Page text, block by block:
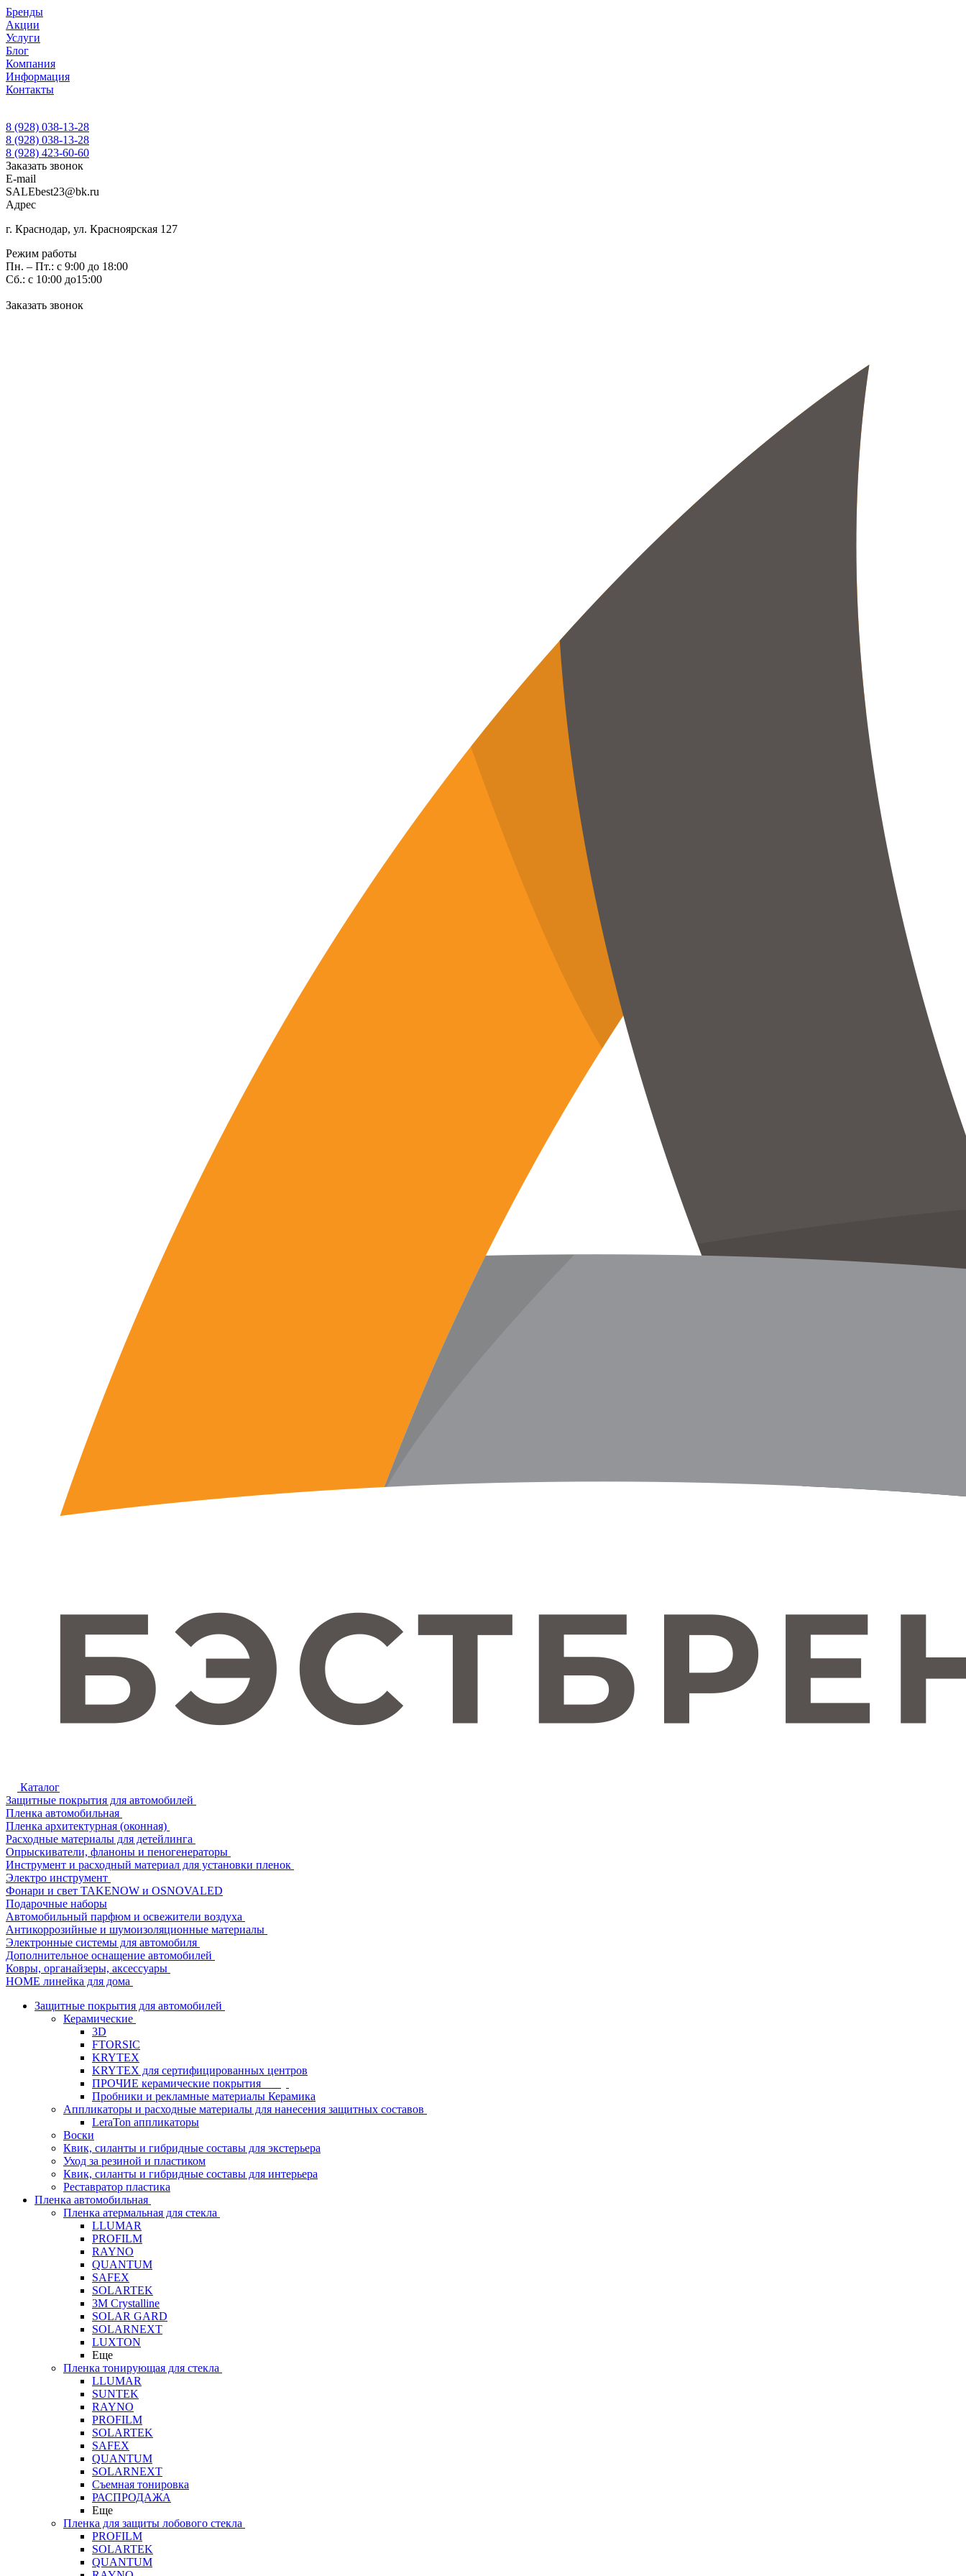
Бренды
Акции
Услуги
Блог
Компания
Информация
Контакты
8 (928) 038-13-28
8 (928) 038-13-28
8 (928) 423-60-60
Заказать звонок
E-mail
SALEbest23@bk.ru
Адрес
г. Краснодар, ул. Красноярская 127
Режим работы
Пн. – Пт.: с 9:00 до 18:00
Сб.: с 10:00 до15:00
Заказать звонок
Каталог
Защитные покрытия для автомобилей
Пленка автомобильная
Пленка архитектурная (оконная)
Расходные материалы для детейлинга
Опрыскиватели, фланоны и пеногенераторы
Инструмент и расходный материал для установки пленок
Электро инструмент
Фонари и свет TAKENOW и OSNOVALED
Подарочные наборы
Автомобильный парфюм и освежители воздуха
Антикоррозийные и шумоизоляционные материалы
Электронные системы для автомобиля
Дополнительное оснащение автомобилей
Ковры, органайзеры, аксессуары
HOME линейка для дома
Защитные покрытия для автомобилей
Керамические
3D
FTORSIC
KRYTEX
KRYTEX для сертифицированных центров
ПРОЧИЕ керамические покрытия
Пробники и рекламные материалы Керамика
Аппликаторы и расходные материалы для нанесения защитных составов
LeraTon аппликаторы
Воски
Квик, силанты и гибридные составы для экстерьера
Уход за резиной и пластиком
Квик, силанты и гибридные составы для интерьера
Реставратор пластика
Пленка автомобильная
Пленка атермальная для стекла
LLUMAR
PROFILM
RAYNO
QUANTUM
SAFEX
SOLARTEK
3M Crystalline
SOLAR GARD
SOLARNEXT
LUXTON
Еще
Пленка тонирующая для стекла
LLUMAR
SUNTEK
RAYNO
PROFILM
SOLARTEK
SAFEX
QUANTUM
SOLARNEXT
Съемная тонировка
РАСПРОДАЖА
Еще
Пленка для защиты лобового стекла
PROFILM
SOLARTEK
QUANTUM